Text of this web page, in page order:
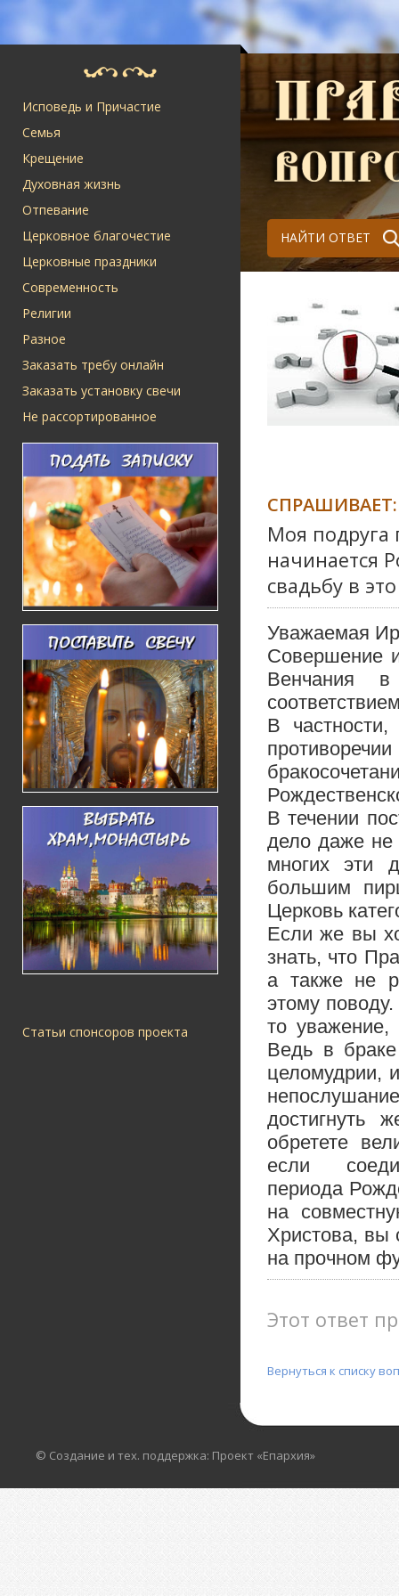
Исповедь и Причастие
Семья
Крещение
Духовная жизнь
Отпевание
Церковное благочестие
Церковные праздники
Современность
Религии
Разное
Заказать требу онлайн
Заказать установку свечи
Не рассортированное
Статьи спонсоров проекта
НАЙТИ ОТВЕТ
СПРАШИВАЕТ:
Моя подруга
начинается
свадьбу в
Уважаемая
Совершение
Венчания
В
В течении
дело даже не
многих эти
большим
Церковь
Если же вы
знать, что
а также не
этому
то
Ведь в
целомудрии,
достигнуть
обретете
если
периода
на
Христова, вы
на прочном
Этот ответ
Вернуться к списку
© Создание и тех. поддержка: Проект «Епархия»